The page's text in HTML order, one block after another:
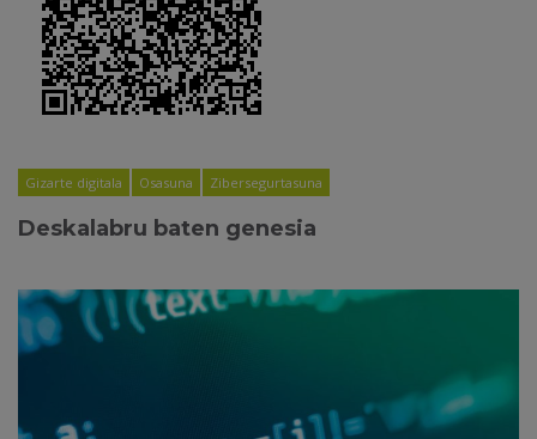
Gizarte digitala Osasuna Zibersegurtasuna
Deskalabru baten genesia